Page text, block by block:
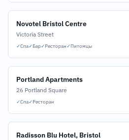
Novotel Bristol Centre
Victoria Street
✓Спа✓Бар✓Ресторан✓Питомцы
Portland Apartments
26 Portland Square
✓Спа✓Ресторан
Radisson Blu Hotel, Bristol